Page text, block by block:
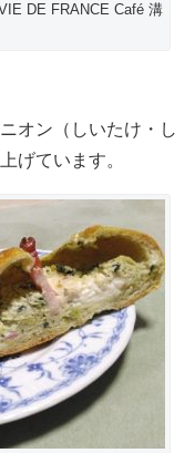
DE FRANCE Café 溝
オン（しいたけ・し
げています。